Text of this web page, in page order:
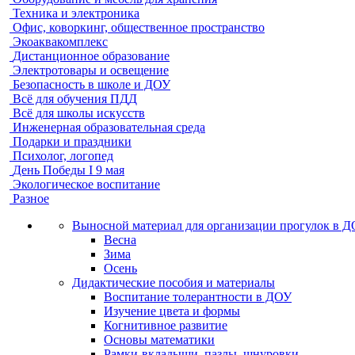
Техника и электроника
Офис, коворкинг, общественное пространство
Экоаквакомплекс
Дистанционное образование
Электротовары и освещение
Безопасность в школе и ДОУ
Всё для обучения ПДД
Всё для школы искусств
Инженерная образовательная среда
Подарки и праздники
Психолог, логопед
День Победы I 9 мая
Экологическое воспитание
Разное
Выносной материал для организации прогулок в
Весна
Зима
Осень
Дидактические пособия и материалы
Воспитание толерантности в ДОУ
Изучение цвета и формы
Когнитивное развитие
Основы математики